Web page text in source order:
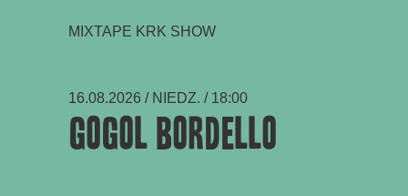
MIXTAPE KRK SHOW
16.08.2026 / NIEDZ. / 18:00
Gogol Bordello